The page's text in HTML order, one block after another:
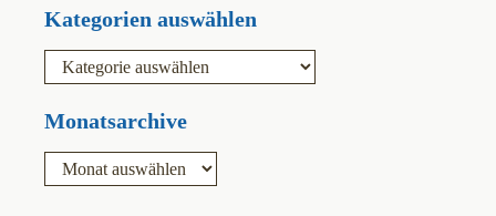
Kategorien auswählen
e
g
i
Monatsarchive